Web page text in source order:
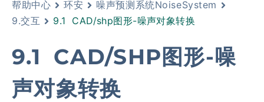
帮助中心 环安
噪声预测系统NoiseSystem
9.交互
9.1 CAD/shp图形-噪声对象转换
9.1 CAD/SHP图形-噪
声对象转换